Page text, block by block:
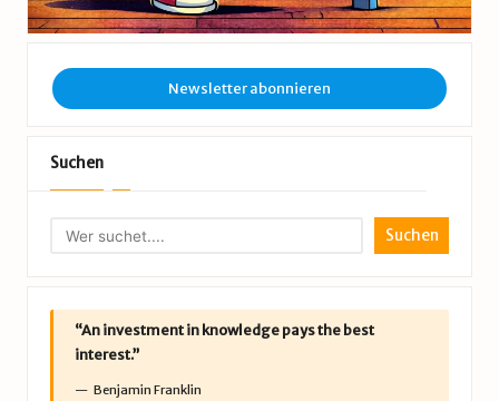
Newsletter abonnieren
Suchen
Suchen
“An investment in knowledge pays the best
interest.”
Benjamin Franklin